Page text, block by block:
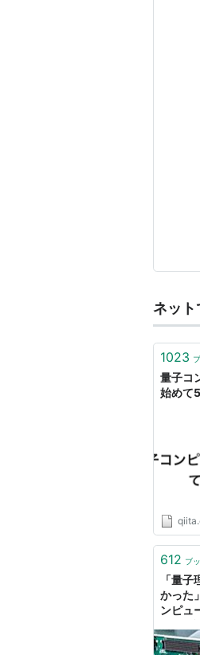
ネット
1023
量子コ
始めて
612 ブ
「量
かった
ンピュ